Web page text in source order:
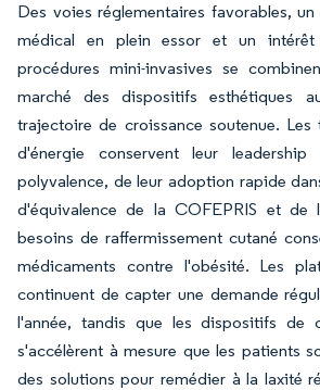
Des voies réglementaires favorables,
médical en plein essor et un intérêt
procédures mini-invasives se
marché des dispositifs esthétiques
trajectoire de croissance soutenue. Les
d'énergie conservent leur
polyvalence, de leur adoption rapide
d'équivalence de la COFEPRIS et de
besoins de raffermissement cutané
médicaments contre l'obésité. Les
continuent de capter une demande
l'année, tandis que les dispositifs de
s'accélèrent à mesure que les patients
des solutions pour remédier à la laxité